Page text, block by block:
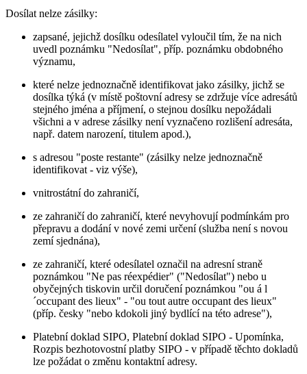
Dosílat nelze zásilky:
zapsané, jejichž dosílku odesílatel vyloučil tím, že na nich
uvedl poznámku "Nedosílat", příp. poznámku obdobného
významu,
které nelze jednoznačně identifikovat jako zásilky, jichž se
dosílka týká (v místě poštovní adresy se zdržuje více adresátů
stejného jména a příjmení, o stejnou dosílku nepožádali
všichni a v adrese zásilky není vyznačeno rozlišení adresáta,
např. datem narození, titulem apod.),
s adresou "poste restante" (zásilky nelze jednoznačně
identifikovat - viz výše),
vnitrostátní do zahraničí,
ze zahraničí do zahraničí, které nevyhovují podmínkám pro
přepravu a dodání v nové zemi určení (služba není s novou
zemí sjednána),
ze zahraničí, které odesílatel označil na adresní straně
poznámkou "Ne pas réexpédier" ("Nedosílat") nebo u
obyčejných tiskovin určil doručení poznámkou "ou á l
´occupant des lieux" - "ou tout autre occupant des lieux"
(příp. česky "nebo kdokoli jiný bydlící na této adrese"),
Platební doklad SIPO, Platební doklad SIPO - Upomínka,
Rozpis bezhotovostní platby SIPO - v případě těchto dokladů
lze požádat o změnu kontaktní adresy.